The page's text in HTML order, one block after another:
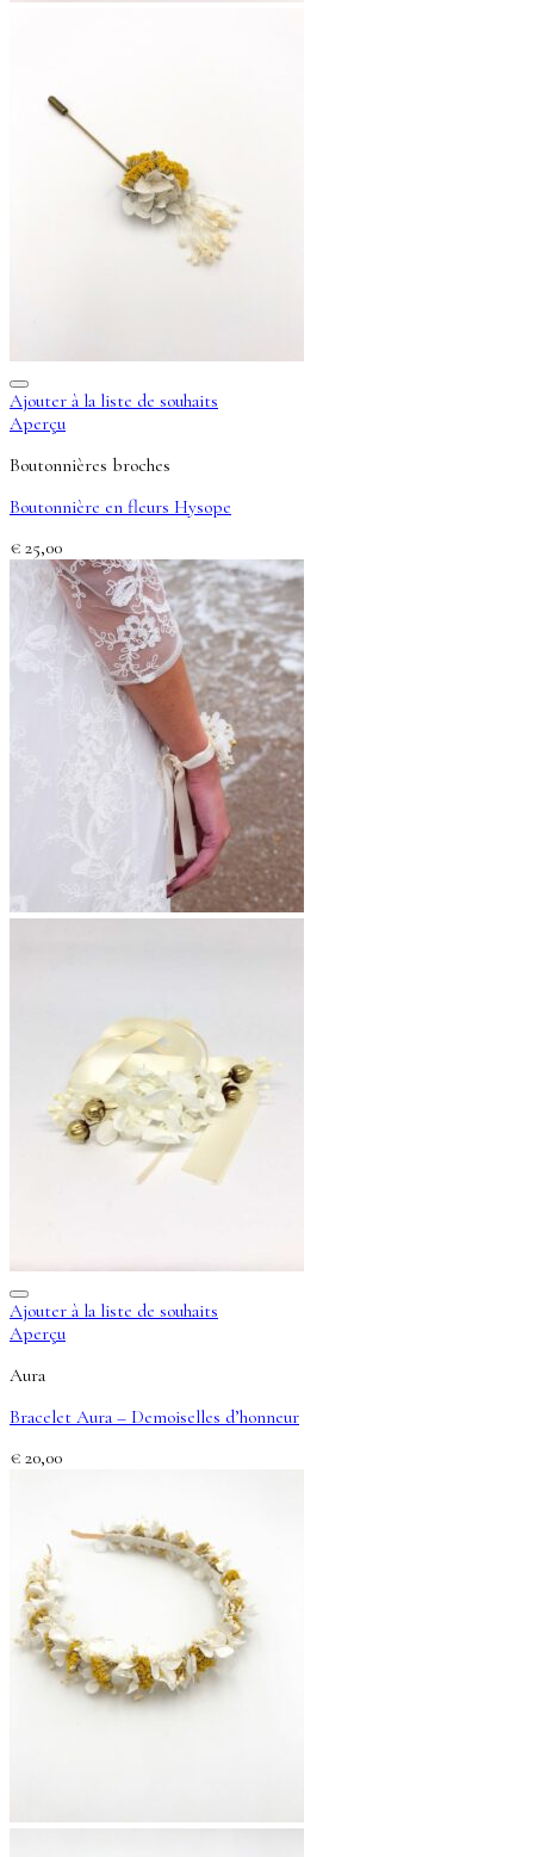
Ajouter à la liste de souhaits
Aperçu
Boutonnières broches
Boutonnière en fleurs Hysope
€ 25,00
Ajouter à la liste de souhaits
Aperçu
Aura
Bracelet Aura – Demoiselles d’honneur
€ 20,00